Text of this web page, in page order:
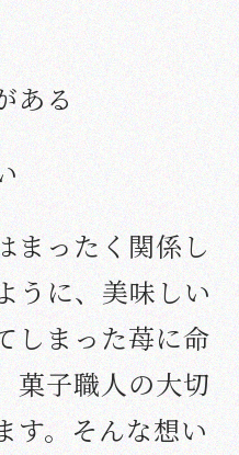
ある
まったく関係し
うに、美味しい
しまった苺に命
菓子職人の大切
す。そんな想い